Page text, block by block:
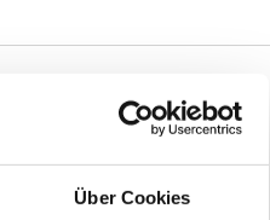
Über Cookies